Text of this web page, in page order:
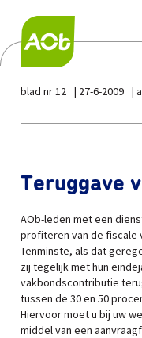
blad nr 12 27-6-2009
Teruggave
AOb-leden met een
profiteren van de
Tenminste, als dat
zij tegelijk met hun
vakbondscontributie
tussen de 30 en 50
Hiervoor moet u bij uw
middel van een